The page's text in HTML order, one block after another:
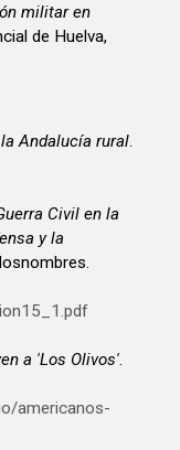
militar en
de Huelva,
Andalucía rural.
Civil en la
y la
a 'Los Olivos'.
americanos-